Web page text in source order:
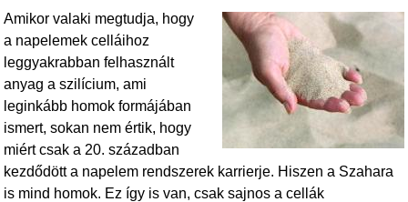
Amikor valaki megtudja, hogy
a napelemek celláihoz
leggyakrabban felhasznált
anyag a szilícium, ami
leginkább homok formájában
ismert, sokan nem értik, hogy
miért csak a 20. században
kezdődött a napelem rendszerek karrierje. Hiszen a Szahara
is mind homok. Ez így is van, csak sajnos a cellák